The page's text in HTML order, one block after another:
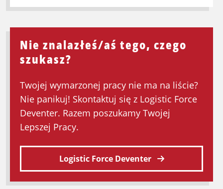
Przeczytaj
o
Kierowca
placowy
/
C/CE
w
Centrum
Dystrybucyjnym
Holten
Nie znalazłeś/aś tego, czego
szukasz?
Twojej wymarzonej pracy nie ma na liście?
Nie panikuj! Skontaktuj się z Logistic Force
Deventer. Razem poszukamy Twojej
Lepszej Pracy.
Logistic Force Deventer